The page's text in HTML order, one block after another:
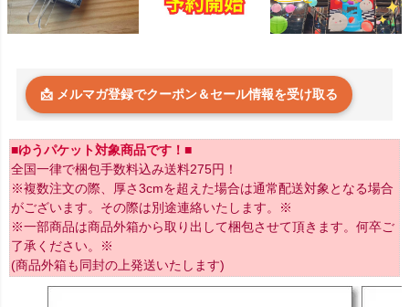
📩 メルマガ登録でクーポン＆セール情報を受け取る
■ゆうパケット対象商品です！■
全国一律で梱包手数料込み送料275円！
※複数注文の際、厚さ3cmを超えた場合は通常配送対象となる場合
がございます。その際は別途連絡いたします。※
※一部商品は商品外箱から取り出して梱包させて頂きます。何卒ご
了承ください。※
(商品外箱も同封の上発送いたします)